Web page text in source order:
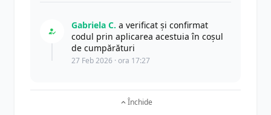
Gabriela C. a verificat și confirmat
codul prin aplicarea acestuia în coșul
de cumpărături
27 Feb 2026 · ora 17:27
Închide